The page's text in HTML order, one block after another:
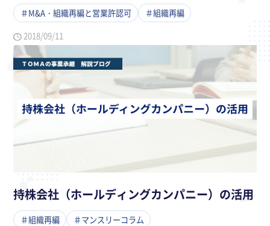
＃M&A・組織再編と営業許認可 ＃組織再編
2018/09/11
持株会社（ホールディングカンパニー）の活用
＃組織再編 ＃マンスリーコラム